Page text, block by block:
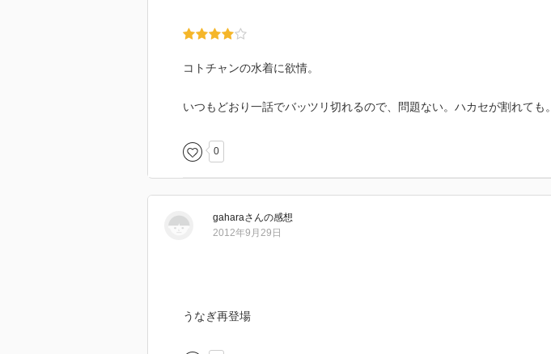
コトチャンの水着に欲情。
いつもどおり一話でバッツリ切れるので、問題ない。ハカセが割れても。
0
gaharaさんの感想
2012年9月29日
うなぎ再登場